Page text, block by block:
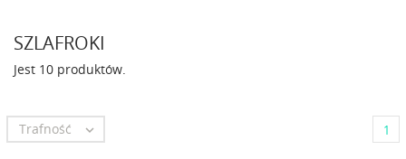
SZLAFROKI
Jest 10 produktów.
Trafność  1